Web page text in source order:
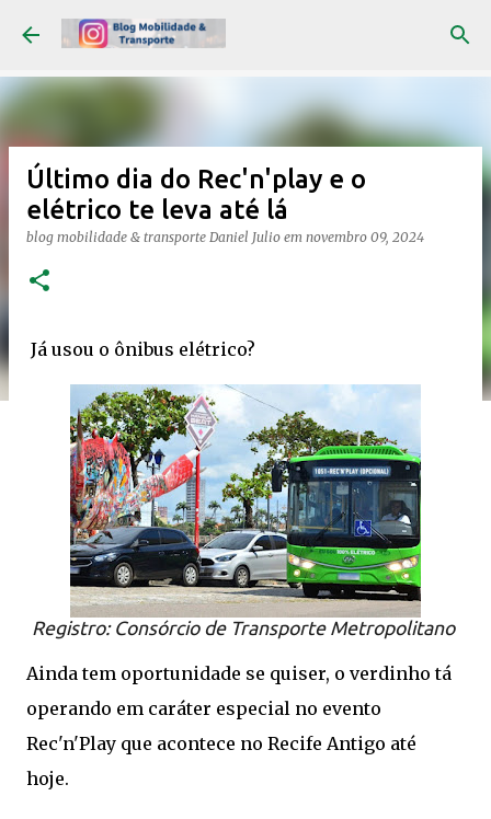
Pular para o conteúdo principal
Último dia do Rec'n'play e o
elétrico te leva até lá
blog mobilidade & transporte Daniel Julio em novembro 09, 2024
Já usou o ônibus elétrico?
Registro: Consórcio de Transporte Metropolitano
Ainda tem oportunidade se quiser, o verdinho tá
operando em caráter especial no evento
Rec'n'Play que acontece no Recife Antigo até
hoje.